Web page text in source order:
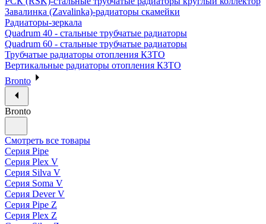
Завалинка (Zavalinka)-радиаторы скамейки
Радиаторы-зеркала
Quadrum 40 - стальные трубчатые радиаторы
Quadrum 60 - стальные трубчатые радиаторы
Трубчатые радиаторы отопления КЗТО
Вертикальные радиаторы отопления КЗТО
Bronto
Bronto
Смотреть все товары
Серия Pipe
Серия Plex V
Серия Silva V
Серия Soma V
Серия Dever V
Серия Pipe Z
Серия Plex Z